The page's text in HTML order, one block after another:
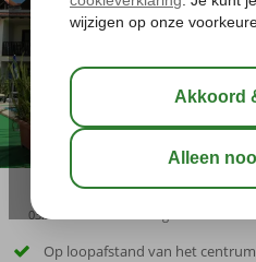
03:30
Op loopafstand van het centrum